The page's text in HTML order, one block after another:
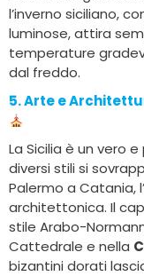
l’inverno siciliano,
luminose, attira
temperature
dal freddo.
5. Arte e
La Sicilia è un vero
diversi stili si
Palermo a Catania,
architettonica. Il
stile Arabo-
Cattedrale e nella
bizantini dorati